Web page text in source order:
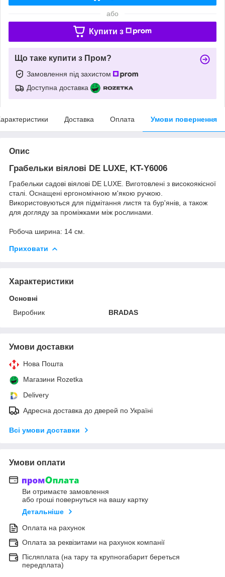
або
Купити з
Що таке купити з Пром?
Замовлення під захистом
Доступна доставка
Доставка Оплата Умови повернення
Опис
Грабельки віялові DE LUXE, KT-Y6006
Грабельки садові віялові DE LUXE. Виготовлені з високоякісної
сталі. Оснащені ергономічною м'якою ручкою.
Використовуються для підмітання листя та бур'янів, а також
для догляду за проміжками між рослинами.
Робоча ширина: 14 см.
Приховати
Характеристики
Основні
Виробник
BRADAS
Умови доставки
Нова Пошта
Магазини Rozetka
Delivery
Адресна доставка до дверей по Україні
Всі умови доставки
Умови оплати
Ви отримаєте замовлення
або гроші повернуться на вашу картку
Детальніше
Оплата на рахунок
Оплата за реквізитами на рахунок компанії
Післяплата (на тару та крупногабарит береться
передплата)